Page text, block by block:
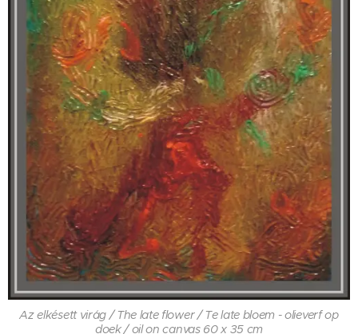
Az elkésett virág / The late flower / Te late bloem - olieverf op
doek / oil on canvas 60 x 35 cm